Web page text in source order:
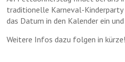
traditionelle Karneval-
das Datum in den Kalender ein
Weitere Infos dazu folgen in kürze!